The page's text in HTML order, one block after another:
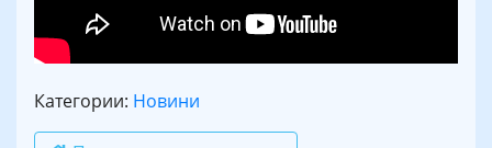
Категории: Новини